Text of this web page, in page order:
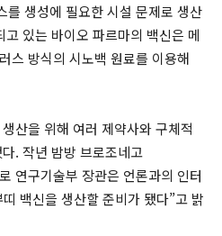
를 생성에 필요한 시설 문제로 생산
있는 바이오 파르마의 백신은 메
스 방식의 시노백 원료를 이용해
산을 위해 여러 제약사와 구체적
. 작년 밤방 브로조네고
구기술부 장관은 언론과의 인터
백신을 생산할 준비가 됐다”고 밝